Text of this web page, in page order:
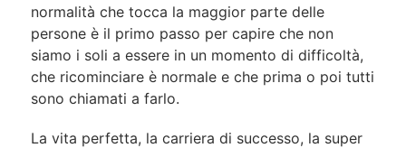
normalità che tocca la maggior parte delle
persone è il primo passo per capire che non
siamo i soli a essere in un momento di difficoltà,
che ricominciare è normale e che prima o poi tutti
sono chiamati a farlo.
La vita perfetta, la carriera di successo, la super